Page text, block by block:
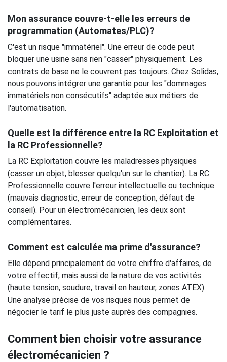
Mon assurance couvre-t-elle les erreurs de
programmation (Automates/PLC)?
C'est un risque "immatériel". Une erreur de code peut
bloquer une usine sans rien "casser" physiquement. Les
contrats de base ne le couvrent pas toujours. Chez Solidas,
nous pouvons intégrer une garantie pour les "dommages
immatériels non consécutifs" adaptée aux métiers de
l'automatisation.
Quelle est la différence entre la RC Exploitation et
la RC Professionnelle?
La RC Exploitation couvre les maladresses physiques
(casser un objet, blesser quelqu'un sur le chantier). La RC
Professionnelle couvre l'erreur intellectuelle ou technique
(mauvais diagnostic, erreur de conception, défaut de
conseil). Pour un électromécanicien, les deux sont
complémentaires.
Comment est calculée ma prime d'assurance?
Elle dépend principalement de votre chiffre d'affaires, de
votre effectif, mais aussi de la nature de vos activités
(haute tension, soudure, travail en hauteur, zones ATEX).
Une analyse précise de vos risques nous permet de
négocier le tarif le plus juste auprès des compagnies.
Comment bien choisir votre assurance
électromécanicien ?